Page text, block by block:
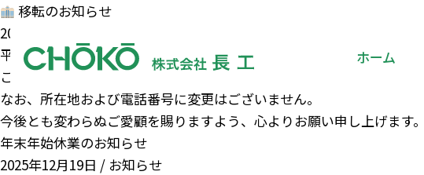
ホーム
移転のお知らせ
2026年5月1日 /
平素より格別のご高配を賜り、厚く御礼申し上げます。
このたび弊社は、2026年5月1日より、現在入居しておりますビルの
なお、 所在地および電話番号に変更はございません。
今後とも変わらぬご愛顧を賜りますよう、心よりお願い申し上げます。
年末年始休業のお知らせ
2025年12月19日 / お知らせ